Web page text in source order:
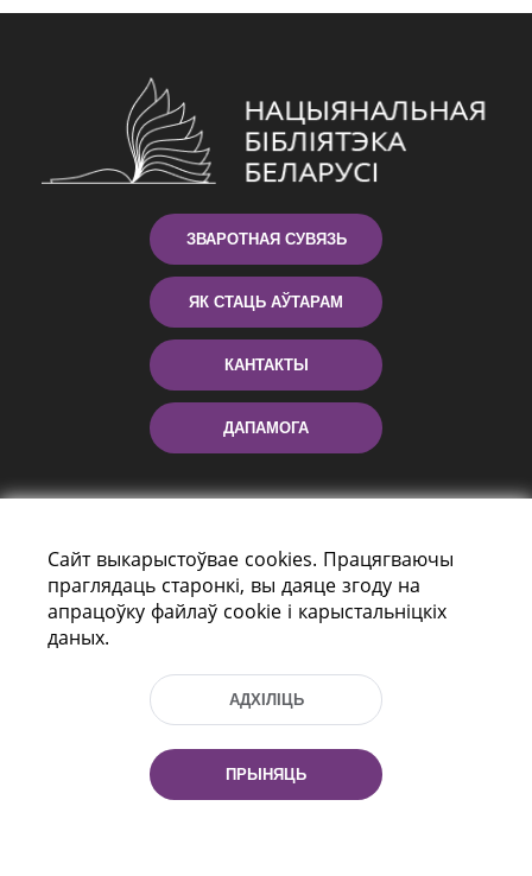
ЗВАРОТНАЯ СУВЯЗЬ
ЯК СТАЦЬ АЎТАРАМ
КАНТАКТЫ
ДАПАМОГА
праспект Незалежнасці 116
г. Мiнск, Рэспубліка Беларусь, 220114
Тэл.: (+375 17) 368 37 37, Факс: (+375 17)
Эл. пошта: inbox@nlb.by
Сайт выкарыстоўвае cookies. Працягваючы
праглядаць старонкі, вы даяце згоду на
апрацоўку файлаў cookie і карыстальніцкіх
даных.
АДХІЛІЦЬ
ПРЫНЯЦЬ